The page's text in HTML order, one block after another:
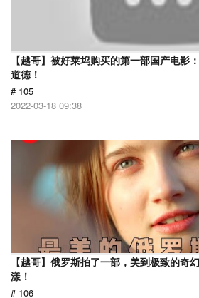
【越哥】被好莱坞购买的第一部国产电影
道德！
# 105
2022-03-18 09:38
【越哥】俄罗斯拍了一部，美到极致的奇
漾！
# 106